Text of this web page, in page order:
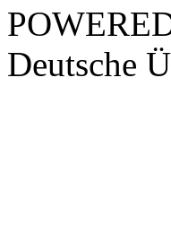
Deutsche